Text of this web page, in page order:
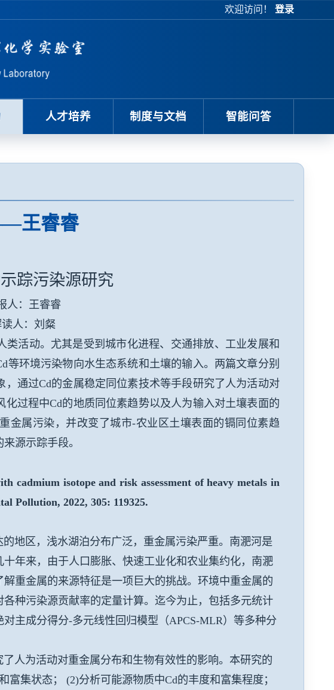
欢迎访问！ 登录
人才培养 制度与文档 智能问答
王睿睿
踪污染源研究
人：王睿睿
人：刘粲
活动。尤其是受到城市化进程、交通排放、工业发展和
等环境污染物向水生态系统和土壤的输入。两篇文章分别
，通过Cd的金属稳定同位素技术等手段研究了人为活动对
化过程中Cd的地质同位素趋势以及人为输入对土壤表面的
金属污染，并改变了城市-农业区土壤表面的镉同位素趋
源示踪手段。
cadmium isotope and risk assessment of heavy metals in
Pollution, 2022, 305: 119325.
区，浅水湖泊分布广泛，重金属污染严重。南淝河是
年来，由于人口膨胀、快速工业化和农业集约化，南淝
重金属的来源特征是一项巨大的挑战。环境中重金属的
种污染源贡献率的定量计算。迄今为止，包括多元统计
主成分得分-多元线性回归模型（APCS-MLR）等多种分
人为活动对重金属分布和生物有效性的影响。本研究的
富集状态； (2)分析可能源物质中Cd的丰度和富集程度；